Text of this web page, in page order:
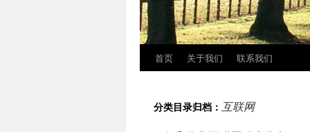
正
首页 关于我们 联系我们
分类目录归档： 互联网